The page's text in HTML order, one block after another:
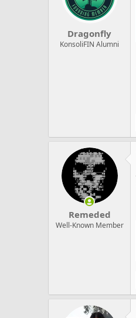
Dragonfly
KonsoliFIN Alumni
Remeded
Well-Known Member